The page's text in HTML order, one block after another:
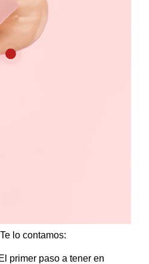
lo contamos:
primer paso a tener en